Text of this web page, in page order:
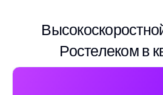
Ростелеком в